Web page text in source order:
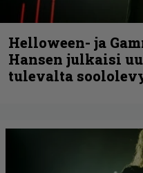
Helloween- ja
Hansen julkaisi
tulevalta